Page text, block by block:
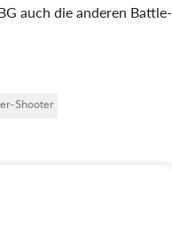
auch die anderen Battle-
Shooter